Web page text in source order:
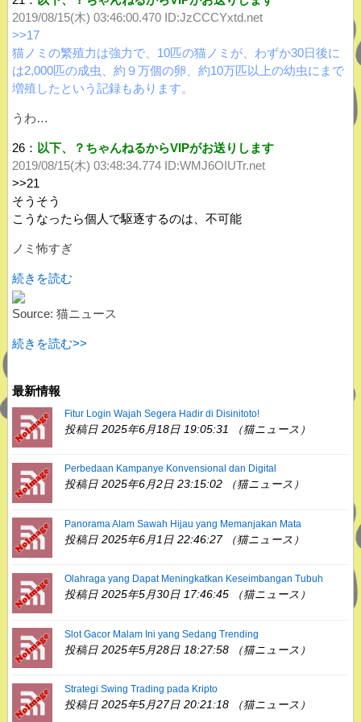
2019/08/15(木) 03:46:00.470 ID:JzCCCYxtd.net
>>17
猫ノミの繁殖力は強力で、10匹の猫ノミが、わずか30日後に
は2,000匹の成虫、約９万個の卵、約10万匹以上の幼虫にまで
増殖したという記録もあります。
うわ…
26： 以下、？ちゃんねるからVIPがお送りします
2019/08/15(木) 03:48:34.774 ID:WMJ6OIUTr.net
>>21
そうそう
こうなったら個人で駆逐するのは、不可能
ノミ怖すぎ
続きを読む
Source: 猫ニュース
続きを読む>>
最新情報
Fitur Login Wajah Segera Hadir di Disinitoto!
投稿日 2025年6月18日 19:05:31 （猫ニュース）
Perbedaan Kampanye Konvensional dan Digital
投稿日 2025年6月2日 23:15:02 （猫ニュース）
Panorama Alam Sawah Hijau yang Memanjakan Mata
投稿日 2025年6月1日 22:46:27 （猫ニュース）
Olahraga yang Dapat Meningkatkan Keseimbangan Tubuh
投稿日 2025年5月30日 17:46:45 （猫ニュース）
Slot Gacor Malam Ini yang Sedang Trending
投稿日 2025年5月28日 18:27:58 （猫ニュース）
Strategi Swing Trading pada Kripto
投稿日 2025年5月27日 20:21:18 （猫ニュース）